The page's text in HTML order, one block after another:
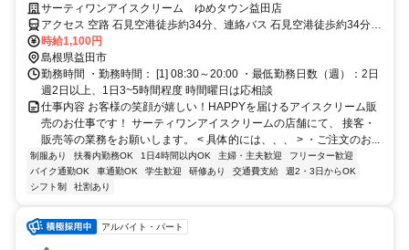
応相談／お休みの調整可
サーティワンアイスクリーム ゆめタウン益田店
アクセス 空路 石見空港徒歩約34分、連絡バス 石見空港徒歩約34分、
連絡バス 益田徒歩約42分
時給1,100円
島根県益田市
勤務時間 ・勤務時間： [1] 08:30～20:00 ・最低勤務日数（週）：2日
週2日以上、1日3~5時間程度 時間曜日は応相談
仕事内容 お客様の笑顔が嬉しい！HAPPYを届けるアイスクリーム販
売のお仕事です！ サーティワンアイスクリームの店舗にて、 接客・
販売等の業務をお願いします。 < 具体的には、、、 > ・ご注文のお...
制服あり 扶養内勤務OK 1日4時間以内OK 主婦・主夫歓迎
フリーター歓迎
バイク通勤OK
車通勤OK 学生歓迎 研修あり 交通費支給
週2・3日からOK
シフト制
社割あり
アルバイト・パート